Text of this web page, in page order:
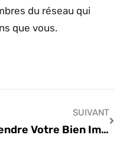
du réseau qui
que vous.
SUIVANT
Vendre Votre Bien Immobilier : Guide Pratique Et Strategique